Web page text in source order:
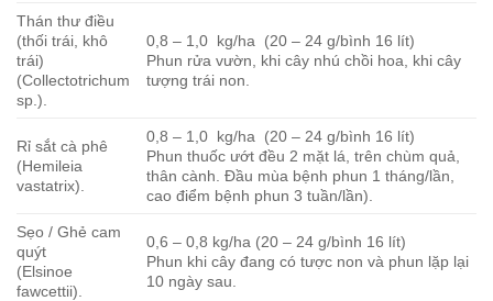
Thán thư điều
(thối trái, khô
trái)
(Collectotrichum
sp.).
0,8 – 1,0 kg/ha (20 – 24 g/bình 16 lít)
Phun rửa vườn, khi cây nhú chồi hoa, khi cây
tượng trái non.
Rỉ sắt cà phê
(Hemileia
vastatrix).
0,8 – 1,0 kg/ha (20 – 24 g/bình 16 lít)
Phun thuốc ướt đều 2 mặt lá, trên chùm quả,
thân cành. Đầu mùa bệnh phun 1 tháng/lần,
cao điểm bệnh phun 3 tuần/lần).
Sẹo / Ghẻ cam
quýt
(Elsinoe
fawcettii).
0,6 – 0,8 kg/ha (20 – 24 g/bình 16 lít)
Phun khi cây đang có tược non và phun lặp lại
10 ngày sau.